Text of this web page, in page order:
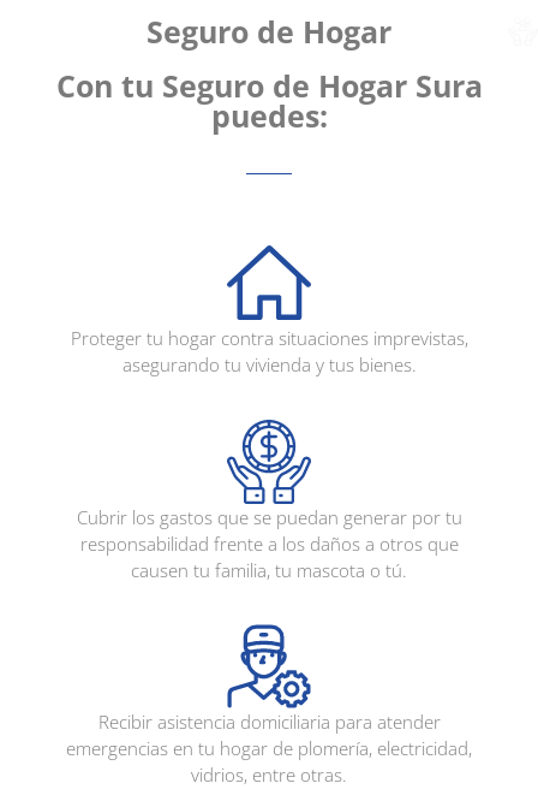
Seguro de Hogar
Con tu Seguro de Hogar Sura
puedes:
Proteger tu hogar contra situaciones imprevistas,
asegurando tu vivienda y tus bienes.
Cubrir los gastos que se puedan generar por tu
responsabilidad frente a los daños a otros que
causen tu familia, tu mascota o tú.
Recibir asistencia domiciliaria para atender
emergencias en tu hogar de plomería, electricidad,
vidrios, entre otras.